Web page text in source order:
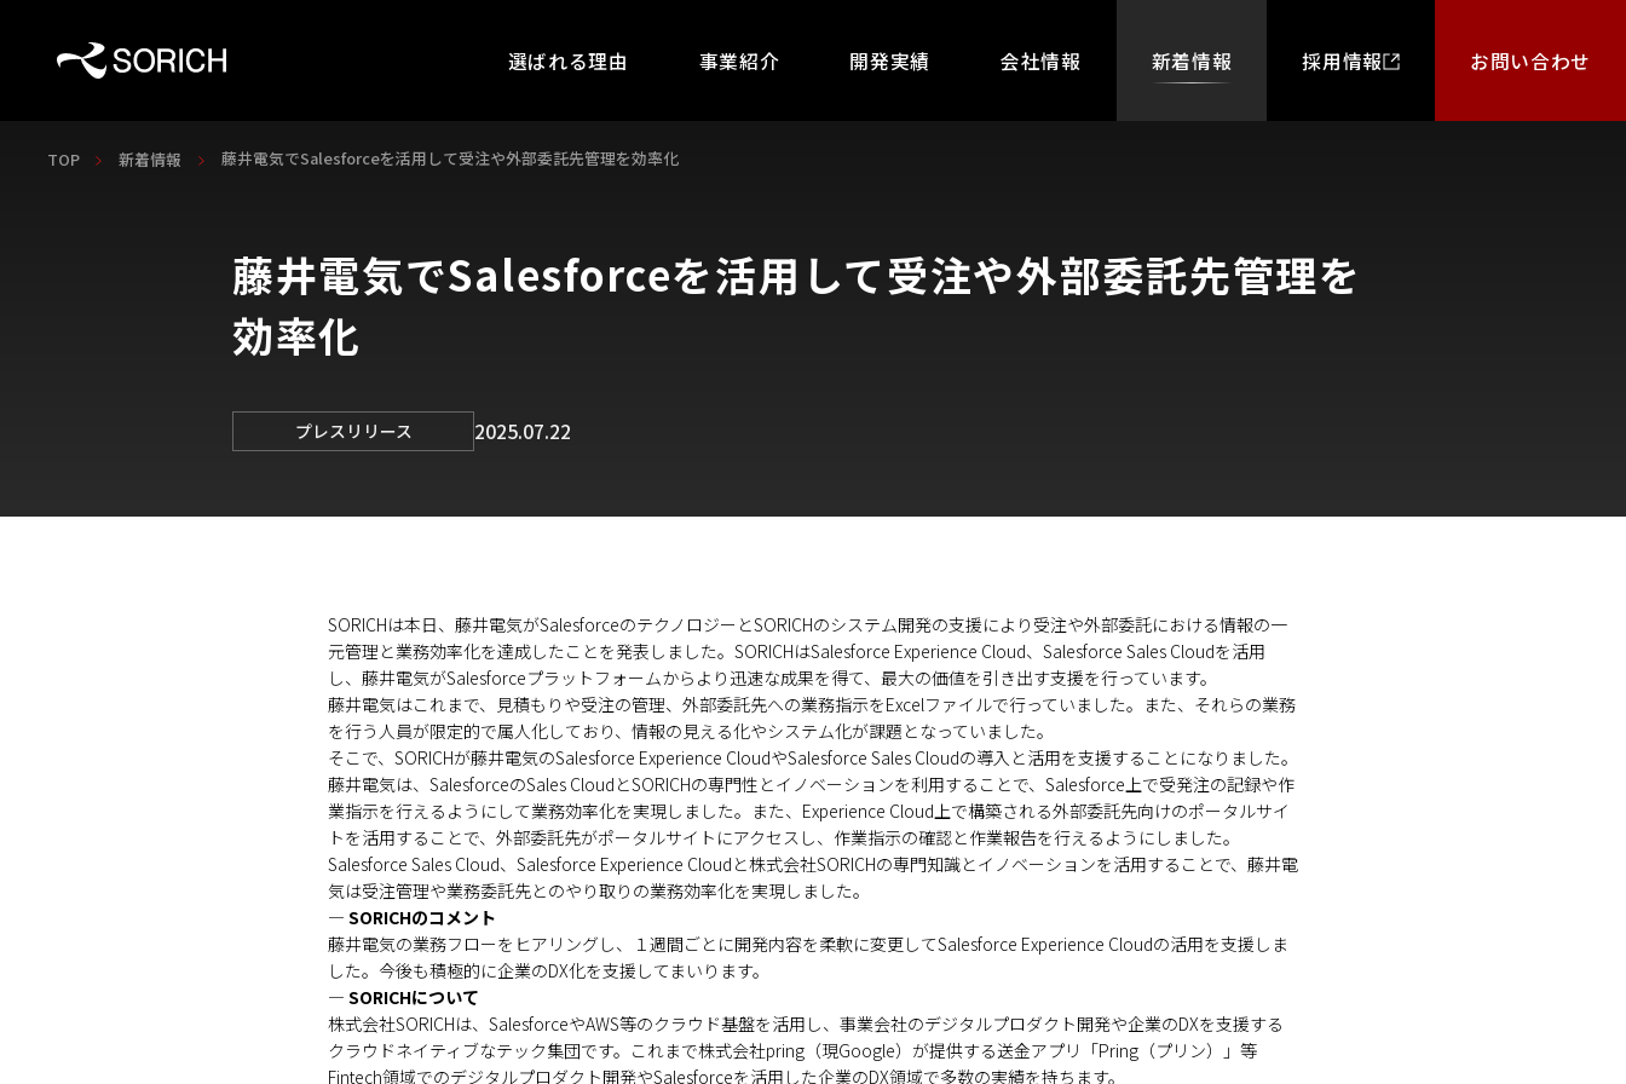
選ばれる理由 事業紹介 開発実績 会社情報 新着情報 採用情報 お問い合わせ
TOP 新着情報 藤井電気でSalesforceを活用して受注や外部委託先管理を効率化
藤井電気でSalesforceを活用して受注や外部委託先管理を
効率化
プレスリリース 2025.07.22
SORICHは本日、藤井電気がSalesforceのテクノロジーとSORICHのシステム開発の支援により受注や外部委託における情報の一
元管理と業務効率化を達成したことを発表しました。SORICHはSalesforce Experience Cloud、Salesforce Sales Cloudを活用
し、藤井電気がSalesforceプラットフォームからより迅速な成果を得て、最大の価値を引き出す支援を行っています。
藤井電気はこれまで、見積もりや受注の管理、外部委託先への業務指示をExcelファイルで行っていました。また、それらの業務
を行う人員が限定的で属人化しており、情報の見える化やシステム化が課題となっていました。
そこで、SORICHが藤井電気のSalesforce Experience CloudやSalesforce Sales Cloudの導入と活用を支援することになりました。
藤井電気は、SalesforceのSales CloudとSORICHの専門性とイノベーションを利用することで、Salesforce上で受発注の記録や作
業指示を行えるようにして業務効率化を実現しました。また、Experience Cloud上で構築される外部委託先向けのポータルサイ
トを活用することで、外部委託先がポータルサイトにアクセスし、作業指示の確認と作業報告を行えるようにしました。
Salesforce Sales Cloud、Salesforce Experience Cloudと株式会社SORICHの専門知識とイノベーションを活用することで、藤井電
気は受注管理や業務委託先とのやり取りの業務効率化を実現しました。
― SORICHのコメント
藤井電気の業務フローをヒアリングし、１週間ごとに開発内容を柔軟に変更してSalesforce Experience Cloudの活用を支援しま
した。今後も積極的に企業のDX化を支援してまいります。
― SORICHについて
株式会社SORICHは、SalesforceやAWS等のクラウド基盤を活用し、事業会社のデジタルプロダクト開発や企業のDXを支援する
クラウドネイティブなテック集団です。これまで株式会社pring（現Google）が提供する送金アプリ「Pring（プリン）」等
Fintech領域でのデジタルプロダクト開発やSalesforceを活用した企業のDX領域で多数の実績を持ちます。